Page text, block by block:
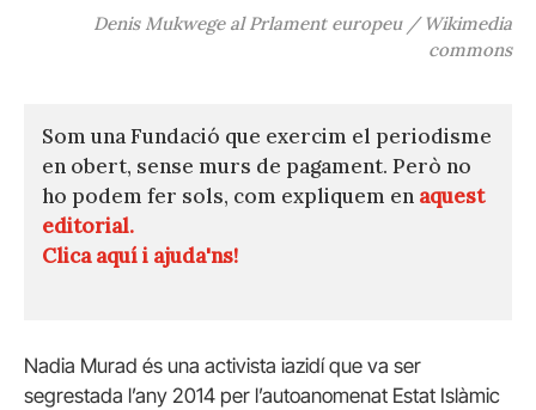
Denis Mukwege al Prlament europeu / Wikimedia
commons
Som una Fundació que exercim el periodisme
en obert, sense murs de pagament. Però no
ho podem fer sols, com expliquem en aquest
editorial.
Clica aquí i ajuda'ns!
Nadia Murad és una activista iazidí que va ser
segrestada l’any 2014 per l’autoanomenat Estat Islàmic